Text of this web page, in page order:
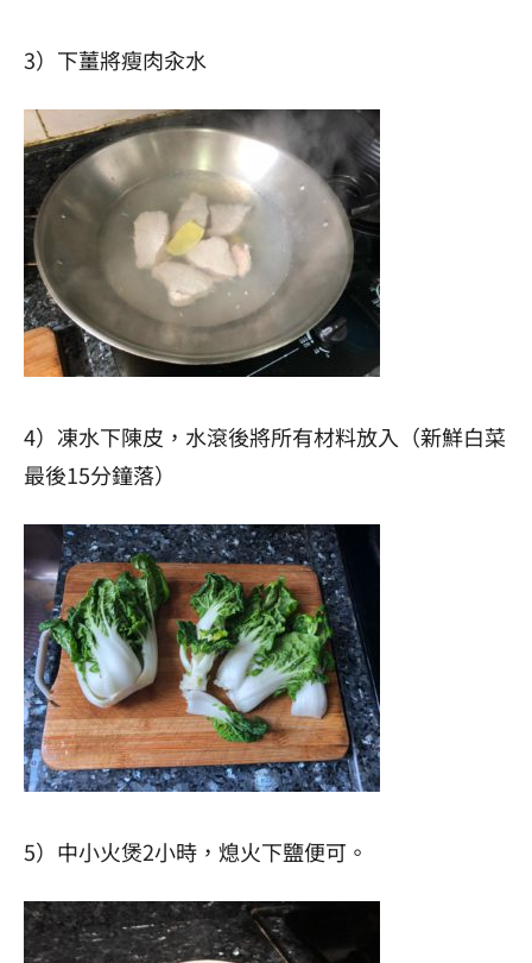
3）下薑將瘦肉汆水
4）凍水下陳皮，水滾後將所有材料放入（新鮮白菜
最後15分鐘落）
5）中小火煲2小時，熄火下鹽便可。